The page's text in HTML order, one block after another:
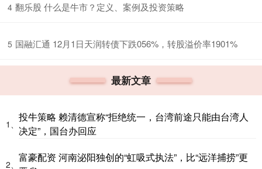
4 ​翻乐股 什么是牛市？定义、案例及投资策略
5 ​国融汇通 12月1日天润转债下跌056%，转股溢价率1901%
最新文章
1、
投牛策略 赖清德宣称“拒绝统一，台湾前途只能由台湾人
决定”，国台办回应
2、
富豪配资 河南泌阳独创的“虹吸式执法”，比“远洋捕捞”更